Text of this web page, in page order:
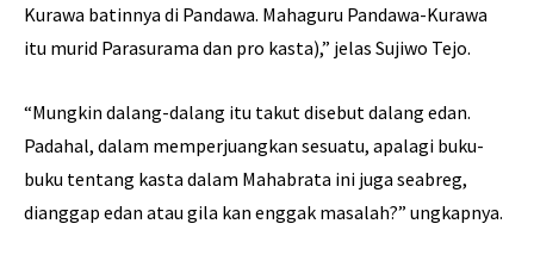
Kurawa batinnya di Pandawa. Mahaguru Pandawa-Kurawa
itu murid Parasurama dan pro kasta),” jelas Sujiwo Tejo.
“Mungkin dalang-dalang itu takut disebut dalang edan.
Padahal, dalam memperjuangkan sesuatu, apalagi buku-
buku tentang kasta dalam Mahabrata ini juga seabreg,
dianggap edan atau gila kan enggak masalah?” ungkapnya.